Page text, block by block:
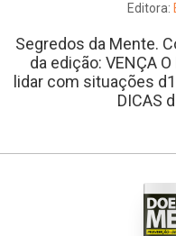
Editora:
Segredos da Mente.
da edição: VENÇA
lidar com situações
DICAS